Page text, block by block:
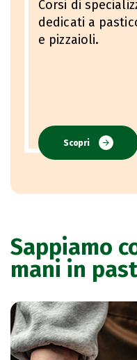
Corsi di
dedicati a
e pizzaioli.
Scopri
Sappiamo
mani in